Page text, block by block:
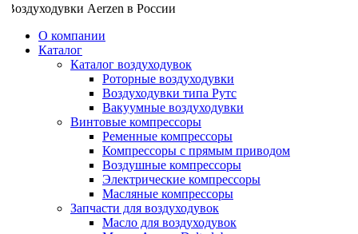
Aerzen в России
О компании
Каталог
Каталог воздуходувок
Роторные воздуходувки
Воздуходувки типа Рутс
Вакуумные воздуходувки
Винтовые компрессоры
Ременные компрессоры
Компрессоры с прямым приводом
Воздушные компрессоры
Электрические компрессоры
Масляные компрессоры
Запчасти для воздуходувок
Масло для воздуходувок